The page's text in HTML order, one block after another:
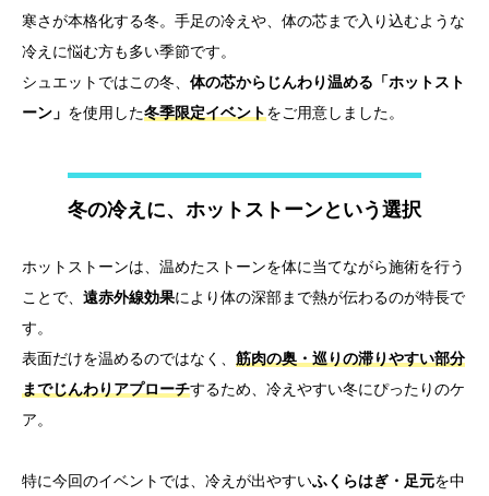
寒さが本格化する冬。手足の冷えや、体の芯まで入り込むような
冷えに悩む方も多い季節です。
シュエットではこの冬、 体の芯からじんわり温める「ホットスト
ーン」 を使用した冬季限定イベントをご用意しました。
冬の冷えに、ホットストーンという選択
ホットストーンは、温めたストーンを体に当てながら施術を行う
ことで、 遠赤外線効果により体の深部まで熱が伝わるのが特長で
す。
表面だけを温めるのではなく、 筋肉の奥・巡りの滞りやすい部分
までじんわりアプローチするため、冷えやすい冬にぴったりのケ
ア。
特に今回のイベントでは、冷えが出やすいふくらはぎ・足元を中